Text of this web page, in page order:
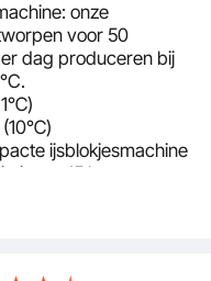
onze
voor 50
dag produceren bij
(10℃)
ijsblokjesmachine
van 15 kg en past
of restaurant.